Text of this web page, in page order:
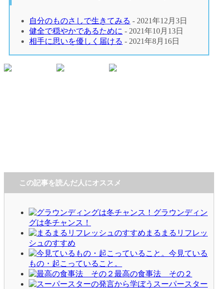
自分のものさしで生きてみる - 2021年12月3日
健全で穏やかであるために - 2021年10月13日
相手に思いを優しく届ける - 2021年8月16日
この記事を読んだ人にオススメ
グラウンディン
グは冬チャンス！
まるまるリフレッ
シュのすすめ
今見ている
もの・起こっていること。
最高の食事法 その２
スーパースター